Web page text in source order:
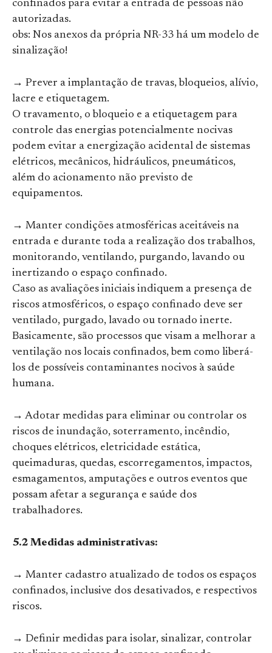
confinados para evitar a entrada de pessoas não
autorizadas.
obs: Nos anexos da própria NR-33 há um modelo de
sinalização!
→ Prever a implantação de travas, bloqueios, alívio,
lacre e etiquetagem.
O travamento, o bloqueio e a etiquetagem para
controle das energias potencialmente nocivas
podem evitar a energização acidental de sistemas
elétricos, mecânicos, hidráulicos, pneumáticos,
além do acionamento não previsto de
equipamentos.
→ Manter condições atmosféricas aceitáveis na
entrada e durante toda a realização dos trabalhos,
monitorando, ventilando, purgando, lavando ou
inertizando o espaço confinado.
Caso as avaliações iniciais indiquem a presença de
riscos atmosféricos, o espaço confinado deve ser
ventilado, purgado, lavado ou tornado inerte.
Basicamente, são processos que visam a melhorar a
ventilação nos locais confinados, bem como liberá-
los de possíveis contaminantes nocivos à saúde
humana.
→ Adotar medidas para eliminar ou controlar os
riscos de inundação, soterramento, incêndio,
choques elétricos, eletricidade estática,
queimaduras, quedas, escorregamentos, impactos,
esmagamentos, amputações e outros eventos que
possam afetar a segurança e saúde dos
trabalhadores.
5.2 Medidas administrativas:
→ Manter cadastro atualizado de todos os espaços
confinados, inclusive dos desativados, e respectivos
riscos.
→ Definir medidas para isolar, sinalizar, controlar